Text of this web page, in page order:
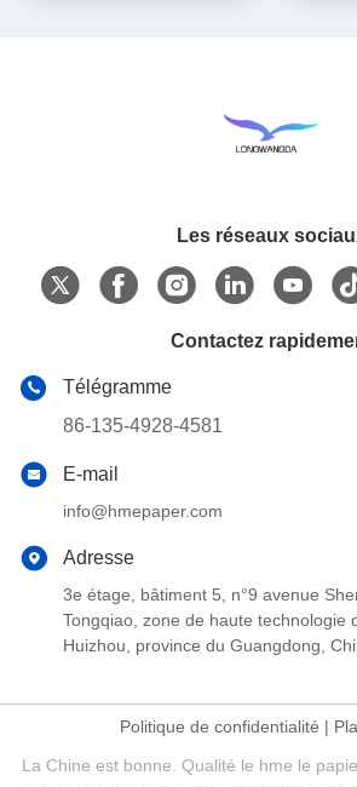
Les réseaux
Contactez
Télégramme
86-135-4928-4581
E-mail
info@hmepaper.com
Adresse
3e étage, bâtiment 5, n°9 avenue
Tongqiao, zone de haute technologie
Huizhou, province du Guangdong,
Politique de confidentialité |
La Chine est bonne. Qualité le hme le